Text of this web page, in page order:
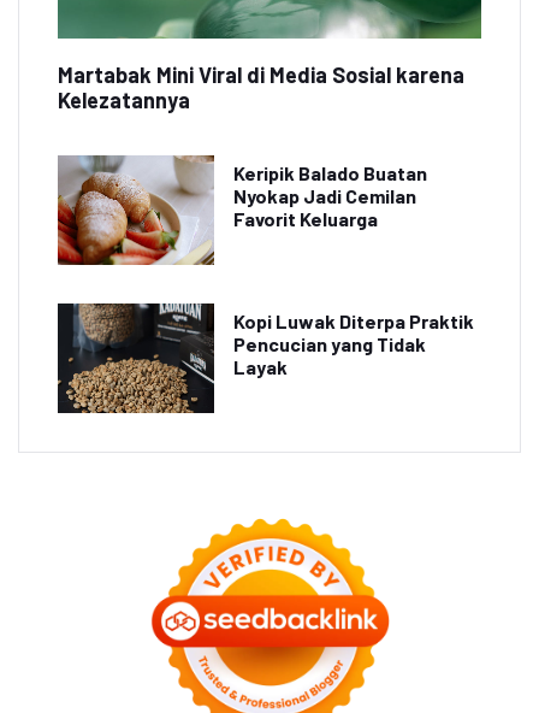
Martabak Mini Viral di Media Sosial karena
Kelezatannya
Keripik Balado Buatan
Nyokap Jadi Cemilan
Favorit Keluarga
Kopi Luwak Diterpa Praktik
Pencucian yang Tidak
Layak